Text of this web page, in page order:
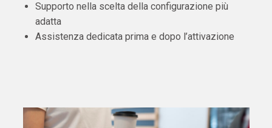
Supporto nella scelta della configurazione più
adatta
Assistenza dedicata prima e dopo l’attivazione